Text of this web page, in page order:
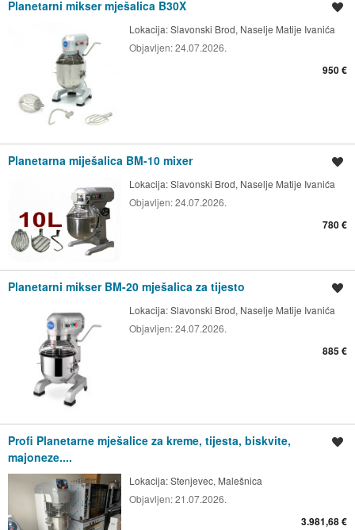
Planetarni mikser mješalica B30X
Lokacija:Slavonski Brod, Naselje Matije Ivanića
Objavljen:24.07.2026.
950 €
Planetarna miješalica BM-10 mixer
Lokacija:Slavonski Brod, Naselje Matije Ivanića
Objavljen:24.07.2026.
780 €
Planetarni mikser BM-20 mješalica za tijesto
Lokacija:Slavonski Brod, Naselje Matije Ivanića
Objavljen:24.07.2026.
885 €
Profi Planetarne mješalice za kreme, tijesta, biskvite,
majoneze....
Lokacija:Stenjevec, Malešnica
Objavljen:21.07.2026.
3.981,68 €